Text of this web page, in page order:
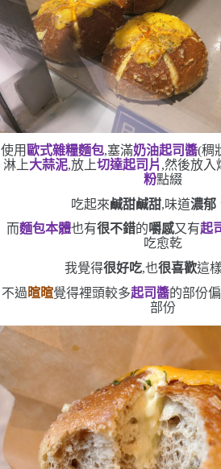
使用 歐式雜糧麵包,塞滿奶油起司醬(稠
淋上大蒜泥,放上切達起司片 ,然後放入
粉點綴
吃起來鹹甜鹹甜,味道濃郁
而麵包本體也有很不錯的嚼感又有起
吃愈乾
我覺得很好吃,也很喜歡這
不過 暄暄覺得裡頭較多起司醬的部份
部份